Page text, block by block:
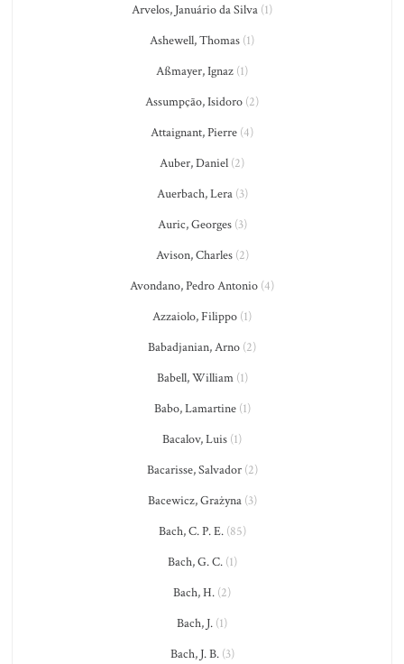
Arvelos, Januário da Silva (1)
Ashewell, Thomas (1)
Aßmayer, Ignaz (1)
Assumpção, Isidoro (2)
Attaignant, Pierre (4)
Auber, Daniel (2)
Auerbach, Lera(3)
Auric, Georges(3)
Avison, Charles(2)
Avondano, Pedro Antonio (4)
Azzaiolo, Filippo (1)
Babadjanian, Arno (2)
Babell, William(1)
Babo, Lamartine(1)
Bacalov, Luis (1)
Bacarisse, Salvador(2)
Bacewicz, Grażyna(3)
Bach, C. P. E.(85)
Bach, G. C.(1)
Bach, H. (2)
Bach, J. (1)
Bach, J. B.(3)